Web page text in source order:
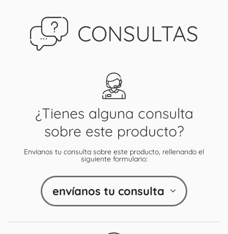
CONSULTAS
¿Tienes alguna consulta
sobre este producto?
Envíanos tu consulta sobre este producto, rellenando el
siguiente formulario:
envíanos tu consulta